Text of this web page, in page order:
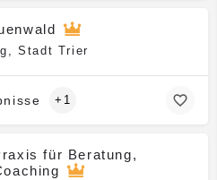
Stadt Trier
+1
für Beratung,